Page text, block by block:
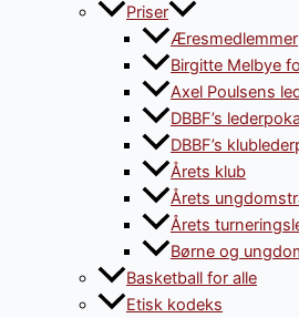
Priser
Æresmedlemmer
Birgitte Melbye
Axel Poulsens
DBBF’s
DBBF’s
Årets klub
Årets
Årets
Børne og
Basketball for alle
Etisk kodeks